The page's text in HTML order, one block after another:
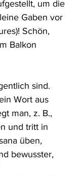
um die
Gaben vor
Schön,
Balkon
sind.
Wort aus
man, z. B.,
und tritt in
üben,
bewusster,